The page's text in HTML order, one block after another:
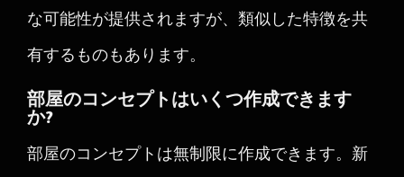
な可能性が提供されますが、類似した特徴を共
有するものもあります。
部屋のコンセプトはいくつ作成できます
か?
部屋のコンセプトは無制限に作成できます。新